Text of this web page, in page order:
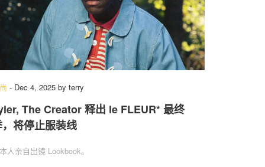
- Dec 4, 2025 by terry
The Creator 释出 le FLEUR* 最终
将停止服装线
人亲自出镜 Lookbook。